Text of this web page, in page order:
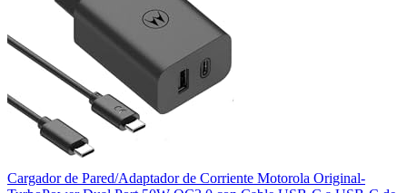
Cargador de Pared/Adaptador de Corriente Motorola Original-